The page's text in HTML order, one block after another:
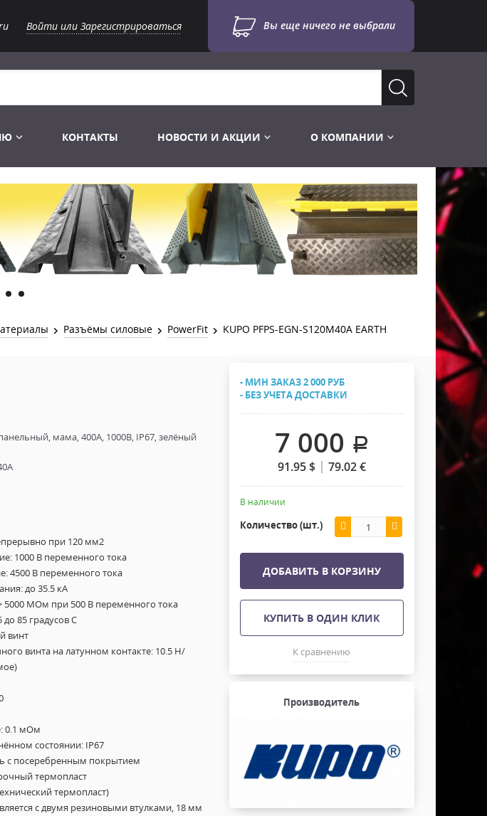
Войти или Зарегистрироваться Вы еще ничего не выбрали
Лампы Винтаж Ретро Декор
Лампы галогенные 6-120 V
Лампы студийные 110-240 V
Лампы-фары PAR
Лампы для бассейна
Лампы UV TUV HNS
Лампы видеопроекторные
Пускорегулирующая аппаратура
Распродажа
Перчатки
Сумки и подсумки
Инструменты
Готовые комплекты
Конструктор МИКРОСЦЕНА
Распродажа
Световое оборудование
Аксессуары для света
Лебёдки и Аксессуары
Фермы Штативы Стойки
Хомуты Кронштейны Страховка
Защитные чехлы и Кейсы
Распродажа
2х канальные модули
6и канальные модули
Лежачий полицейский ИДН
КОНТАКТЫ НОВОСТИ И АКЦИИ О КОМПАНИИ
Разъёмы силовые PowerFit KUPO PFPS-EGN-S120M40A EARTH
мама, 400А, 1000В, IP67, зелёный
при 120 мм2
1000 В переменного тока
4500 В переменного тока
до 35.5 кА
5000 МОм при 500 В переменного тока
85 градусов C
винт
винта на латунном контакте: 10.5 Н/
0.1 мОм
состоянии: IP67
с посеребренным покрытием
термопласт
термопласт)
с двумя резиновыми втулками, 18 мм
- МИН ЗАКАЗ 2 000 РУБ
- БЕЗ УЧЕТА ДОСТАВКИ
7 000 .
91.95$ 79.02€
В наличии
Количество (шт.)
ДОБАВИТЬ В КОРЗИНУ
КУПИТЬ В ОДИН КЛИК
К сравнению
Производитель